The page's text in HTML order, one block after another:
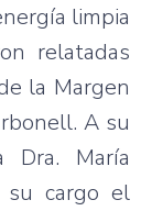
limpia
relatadas
la Margen
A su
Dra. María
cargo el